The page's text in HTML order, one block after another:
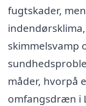
fugtskader,
skimmelsvamp
måder, hvorpå
omfangsdræn i